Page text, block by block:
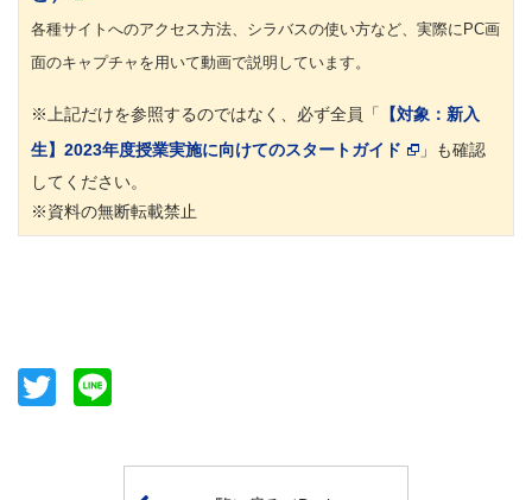
各種サイトへのアクセス方法、シラバスの使い方など、実際にPC画
面のキャプチャを用いて動画で説明しています。
※上記だけを参照するのではなく、必ず全員「
【対象：新入
生】2023年度授業実施に向けてのスタートガイド
」も確認
してください。
※資料の無断転載禁止
Twitter